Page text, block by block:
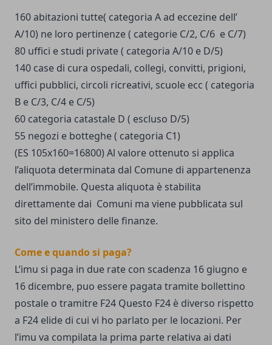
160 abitazioni tutte( categoria A ad eccezine dell’
A/10) ne loro pertinenze ( categorie C/2, C/6 e C/7)
80 uffici e studi private ( categoria A/10 e D/5)
140 case di cura ospedali, collegi, convitti, prigioni,
uffici pubblici, circoli ricreativi, scuole ecc ( categoria
B e C/3, C/4 e C/5)
60 categoria catastale D ( escluso D/5)
55 negozi e botteghe ( categoria C1)
(ES 105x160=16800) Al valore ottenuto si applica
l’aliquota determinata dal Comune di appartenenza
dell’immobile. Questa aliquota è stabilita
direttamente dai Comuni ma viene pubblicata sul
sito del ministero delle finanze.
Come e quando si paga?
L’imu si paga in due rate con scadenza 16 giugno e
16 dicembre, puo essere pagata tramite bollettino
postale o tramitre F24 Questo F24 è diverso rispetto
a F24 elide di cui vi ho parlato per le locazioni. Per
l’imu va compilata la prima parte relativa ai dati